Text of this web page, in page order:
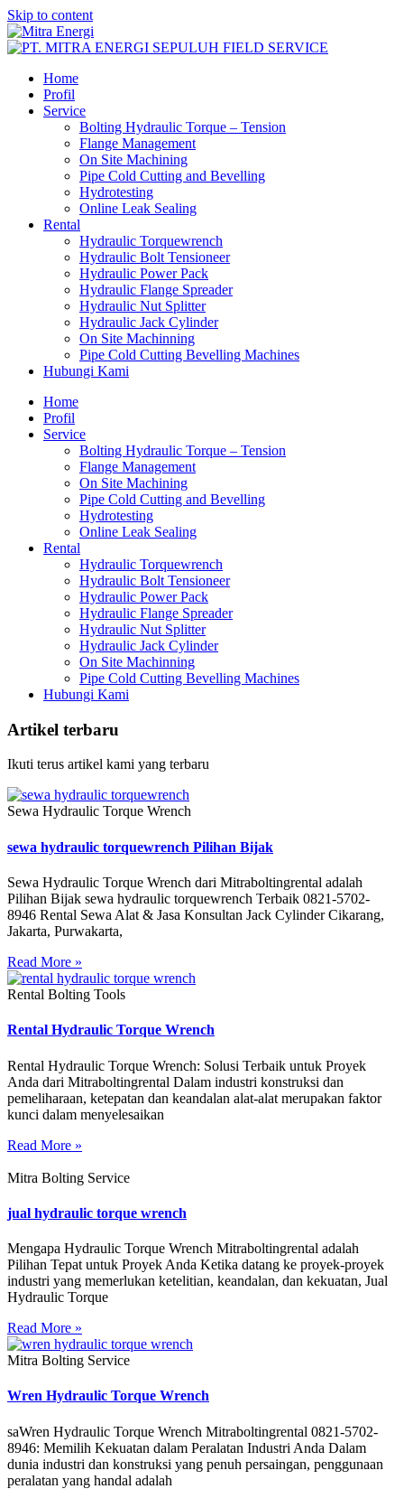
Skip to content
Home
Profil
Service
Bolting Hydraulic Torque – Tension
Flange Management
On Site Machining
Pipe Cold Cutting and Bevelling
Hydrotesting
Online Leak Sealing
Rental
Hydraulic Torquewrench
Hydraulic Bolt Tensioneer
Hydraulic Power Pack
Hydraulic Flange Spreader
Hydraulic Nut Splitter
Hydraulic Jack Cylinder
On Site Machinning
Pipe Cold Cutting Bevelling Machines
Hubungi Kami
Home
Profil
Service
Bolting Hydraulic Torque – Tension
Flange Management
On Site Machining
Pipe Cold Cutting and Bevelling
Hydrotesting
Online Leak Sealing
Rental
Hydraulic Torquewrench
Hydraulic Bolt Tensioneer
Hydraulic Power Pack
Hydraulic Flange Spreader
Hydraulic Nut Splitter
Hydraulic Jack Cylinder
On Site Machinning
Pipe Cold Cutting Bevelling Machines
Hubungi Kami
Artikel terbaru
Ikuti terus artikel kami yang terbaru
Sewa Hydraulic Torque Wrench
sewa hydraulic torquewrench Pilihan Bijak
Sewa Hydraulic Torque Wrench dari Mitraboltingrental adalah
Pilihan Bijak sewa hydraulic torquewrench Terbaik 0821-5702-
8946 Rental Sewa Alat & Jasa Konsultan Jack Cylinder Cikarang,
Jakarta, Purwakarta,
Read More »
Rental Bolting Tools
Rental Hydraulic Torque Wrench
Rental Hydraulic Torque Wrench: Solusi Terbaik untuk Proyek
Anda dari Mitraboltingrental Dalam industri konstruksi dan
pemeliharaan, ketepatan dan keandalan alat-alat merupakan faktor
kunci dalam menyelesaikan
Read More »
Mitra Bolting Service
jual hydraulic torque wrench
Mengapa Hydraulic Torque Wrench Mitraboltingrental adalah
Pilihan Tepat untuk Proyek Anda Ketika datang ke proyek-proyek
industri yang memerlukan ketelitian, keandalan, dan kekuatan, Jual
Hydraulic Torque
Read More »
Mitra Bolting Service
Wren Hydraulic Torque Wrench
saWren Hydraulic Torque Wrench Mitraboltingrental 0821-5702-
8946: Memilih Kekuatan dalam Peralatan Industri Anda Dalam
dunia industri dan konstruksi yang penuh persaingan, penggunaan
peralatan yang handal adalah